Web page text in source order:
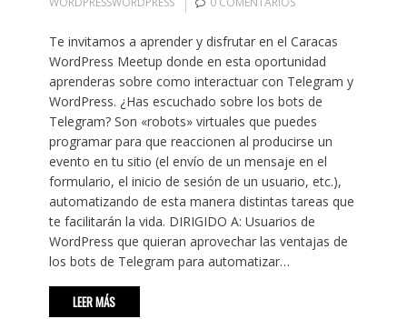
Te invitamos a aprender y disfrutar en el Caracas
WordPress Meetup donde en esta oportunidad
aprenderas sobre como interactuar con Telegram y
WordPress. ¿Has escuchado sobre los bots de
Telegram? Son «robots» virtuales que puedes
programar para que reaccionen al producirse un
evento en tu sitio (el envío de un mensaje en el
formulario, el inicio de sesión de un usuario, etc.),
automatizando de esta manera distintas tareas que
te facilitarán la vida. DIRIGIDO A: Usuarios de
WordPress que quieran aprovechar las ventajas de
los bots de Telegram para automatizar…
LEER MÁS